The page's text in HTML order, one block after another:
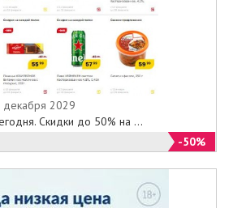
2029
Скидки до 50% на ...
-50%